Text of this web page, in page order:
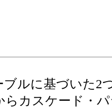
ブルに基づいた2
らカスケード・